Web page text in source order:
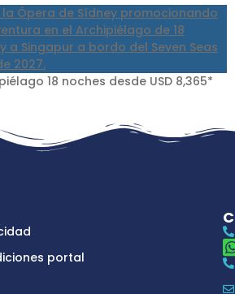
18 noches desde USD 8,365*
portal